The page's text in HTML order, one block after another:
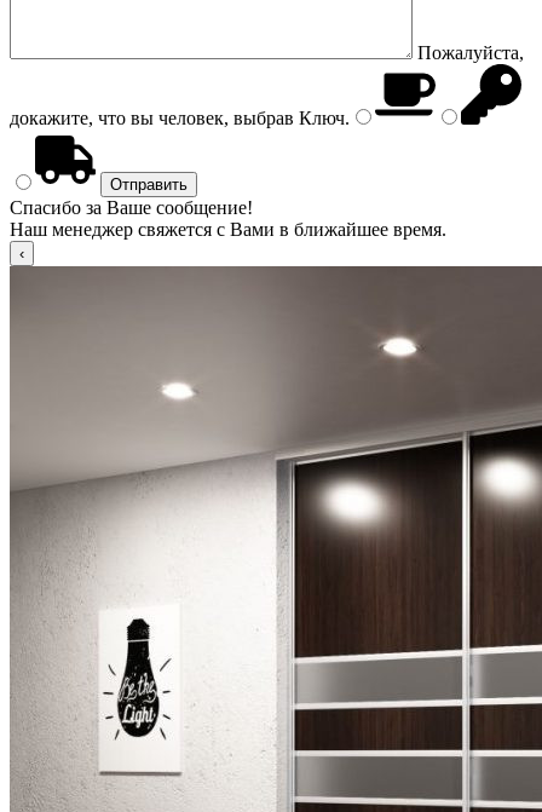
Пожалуйста,
докажите, что вы человек, выбрав Ключ.
Спасибо за Ваше сообщение!
Наш менеджер свяжется с Вами в ближайшее время.